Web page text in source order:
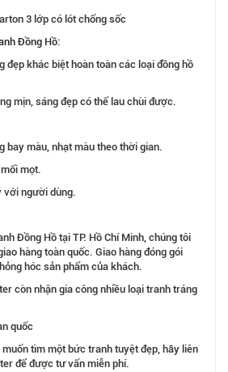
3 lớp có lót chống sốc
Đồng Hồ:
đẹp khác biệt hoàn toàn các loại đồng hồ
mịn, sáng đẹp có thể lau chùi được.
bay màu, nhạt màu theo thời gian.
mọt.
với người dùng.
Đồng Hồ tại TP. Hồ Chí Minh, chúng tôi
hàng toàn quốc. Giao hàng đóng gói
hóc sản phẩm của khách.
còn nhận gia công nhiều loại tranh tráng
quốc
muốn tìm một bức tranh tuyệt đẹp, hãy liên
để được tư vấn miễn phí.